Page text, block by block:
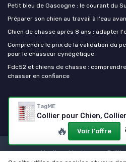
TagME
🔥 Voir l'offre
Petit bleu de Gascogne : le courant du
Préparer son chien au travail à l'eau
Chien de chasse après 8 ans : adapter
Comprendre le prix de la validation du
pour le chasseur cynégétique
Fdc52 et chiens de chasse :
chasser en confiance
Chien de chasse
Mentions légales